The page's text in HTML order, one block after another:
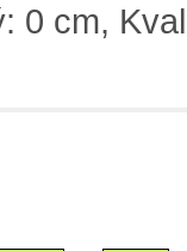
0 cm,